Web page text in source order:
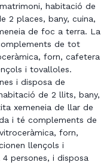
habitació de
places, bany, cuina,
de foc a terra. La
de tot
forn, cafetera
i tovalloles.
i disposa de
de 2 llits, bany,
xemeneia de llar de
i té complements de
forn,
llençols i
persones, i disposa